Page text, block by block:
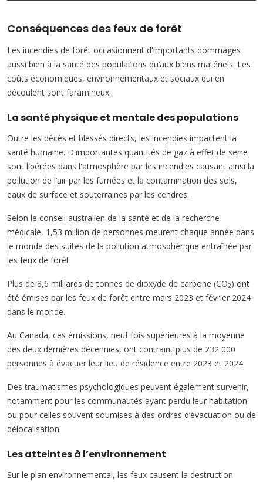
Conséquences des feux de forêt
Les incendies de forêt occasionnent d'importants dommages
aussi bien à la santé des populations qu’aux biens matériels. Les
coûts économiques, environnementaux et sociaux qui en
découlent sont faramineux.
La santé physique et mentale des populations
Outre les décès et blessés directs, les incendies impactent la
santé humaine. D'importantes quantités de gaz à effet de serre
sont libérées dans l'atmosphère par les incendies causant ainsi la
pollution de l’air par les fumées et la contamination des sols,
eaux de surface et souterraines par les cendres.
Selon le conseil australien de la santé et de la recherche
médicale, 1,53 million de personnes meurent chaque année dans
le monde des suites de la pollution atmosphérique entraînée par
les feux de forêt.
Plus de 8,6 milliards de tonnes de dioxyde de carbone (CO2) ont
été émises par les feux de forêt entre mars 2023 et février 2024
dans le monde.
Au Canada, ces émissions, neuf fois supérieures à la moyenne
des deux dernières décennies, ont contraint plus de 232 000
personnes à évacuer leur lieu de résidence entre 2023 et 2024.
Des traumatismes psychologiques peuvent également survenir,
notamment pour les communautés ayant perdu leur habitation
ou pour celles souvent soumises à des ordres d’évacuation ou de
délocalisation.
Les atteintes à l’environnement
Sur le plan environnemental, les feux causent la destruction